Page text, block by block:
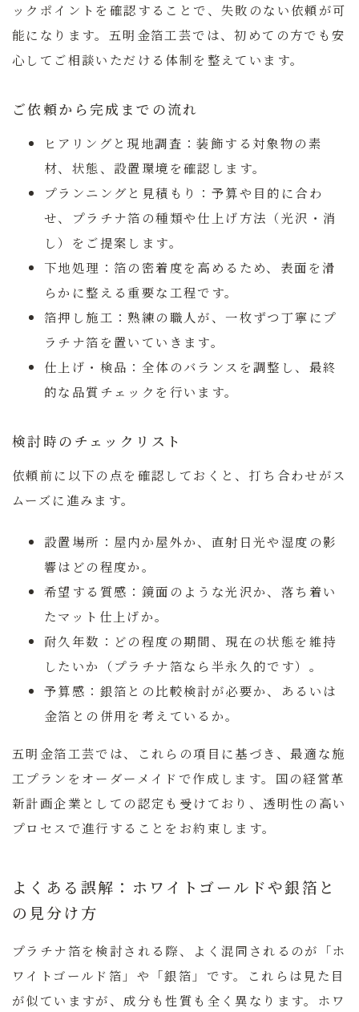
ックポイントを確認することで、失敗のない依頼が可
能になります。五明金箔工芸では、初めての方でも安
心してご相談いただける体制を整えています。
ご依頼から完成までの流れ
ヒアリングと現地調査：装飾する対象物の素
材、状態、設置環境を確認します。
プランニングと見積もり： 予算や目的に合わ
せ、プラチナ箔の種類や仕上げ方法（光沢・消
し）をご提案します。
下地処理： 箔の密着度を高めるため、表面を滑
らかに整える重要な工程です。
箔押し施工：熟練の職人が、一枚ずつ丁寧にプ
ラチナ箔を置いていきます。
仕上げ・検品： 全体のバランスを調整し、最終
的な品質チェックを行います。
検討時のチェックリスト
依頼前に以下の点を確認しておくと、打ち合わせがス
ムーズに進みます。
設置場所： 屋内か屋外か、直射日光や湿度の影
響はどの程度か。
希望する質感： 鏡面のような光沢か、落ち着い
たマット仕上げか。
耐久年数： どの程度の期間、現在の状態を維持
したいか（プラチナ箔なら半永久的です）。
予算感： 銀箔との比較検討が必要か、あるいは
金箔との併用を考えているか。
五明金箔工芸では、これらの項目に基づき、最適な施
工プランをオーダーメイドで作成します。国の経営革
新計画企業としての認定も受けており、透明性の高い
プロセスで進行することをお約束します。
よくある誤解：ホワイトゴールドや銀箔と
の見分け方
プラチナ箔を検討される際、よく混同されるのが「ホ
ワイトゴールド箔」や「銀箔」です。これらは見た目
が似ていますが、成分も性質も全く異なります。ホワ